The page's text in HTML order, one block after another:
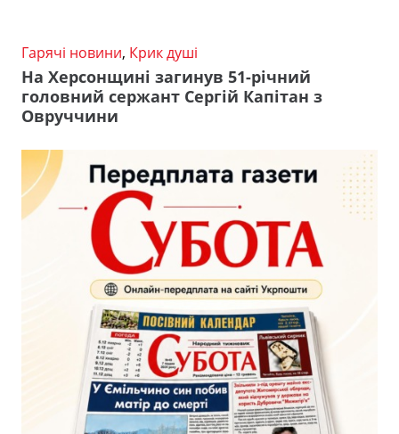
Гарячі новини, Крик душі
На Херсонщині загинув 51-річний
головний сержант Сергій Капітан з
Овруччини